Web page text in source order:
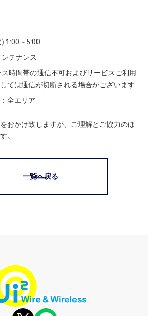
1:00～5:00
テナンス
時間帯の通信不可およびサービスご利用
ては通信が切断される場合がございます
全エリア
おかけ致しますが、ご理解とご協力のほ
。
一覧へ戻る